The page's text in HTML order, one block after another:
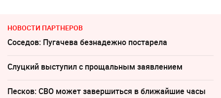
НОВОСТИ ПАРТНЕРОВ
Соседов: Пугачева безнадежно постарела
Слуцкий выступил с прощальным заявлением
Песков: СВО может завершиться в ближайшие часы